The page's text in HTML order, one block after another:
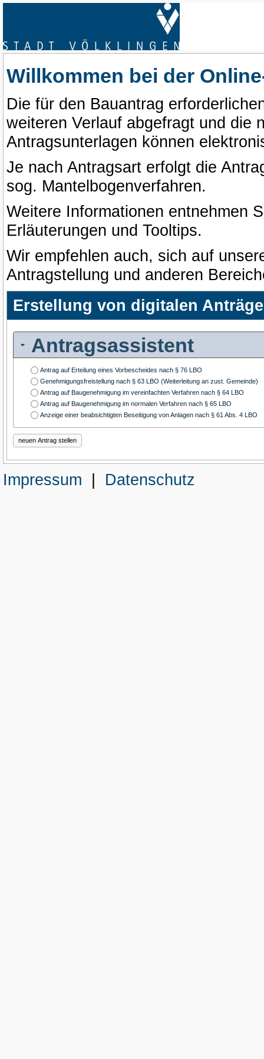
Willkommen bei der
Die für den Bauantrag
weiteren Verlauf abgefragt und die
Antragsunterlagen können
Je nach Antragsart erfolgt die
sog. Mantelbogenverfahren.
Weitere Informationen entnehmen
Erläuterungen und Tooltips.
Wir empfehlen auch, sich auf
Antragstellung und anderen
Erstellung von digitalen
Antragsassistent
Antrag auf Erteilung eines Vorbescheides nach § 76 LBO
Genehmigungsfreistellung nach § 63 LBO (Weiterleitung an zust. Gemeinde)
Antrag auf Baugenehmigung im vereinfachten Verfahren nach § 64 LBO
Antrag auf Baugenehmigung im normalen Verfahren nach § 65 LBO
Anzeige einer beabsichtigten Beseitigung von Anlagen nach § 61 Abs. 4 LBO
Impressum Datenschutz